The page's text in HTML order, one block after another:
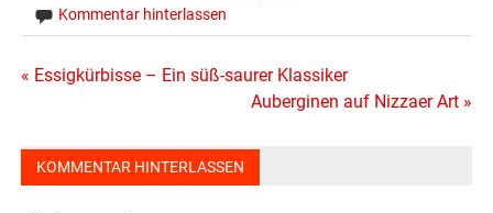
Kommentar hinterlassen
Beitragsnavigation
« Essigkürbisse – Ein süß-saurer Klassiker
Auberginen auf Nizzaer Art »
KOMMENTAR HINTERLASSEN